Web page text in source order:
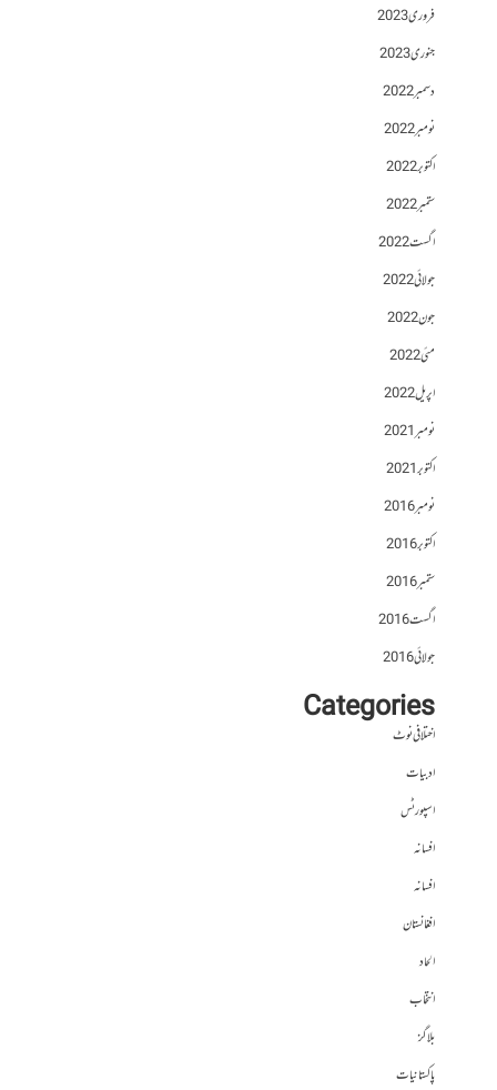
فروری 2023
جنوری 2023
دسمبر 2022
نومبر 2022
اکتوبر 2022
ستمبر 2022
اگست 2022
جولائی 2022
جون 2022
مئی 2022
اپریل 2022
نومبر 2021
اکتوبر 2021
نومبر 2016
اکتوبر 2016
ستمبر 2016
اگست 2016
جولائی 2016
Categories
اختلافی نوٹ
ادبیات
اسپورٹس
افسانہ
افسانہ
افغانستان
الحاد
انتخاب
بلاگز
پاکستانیات